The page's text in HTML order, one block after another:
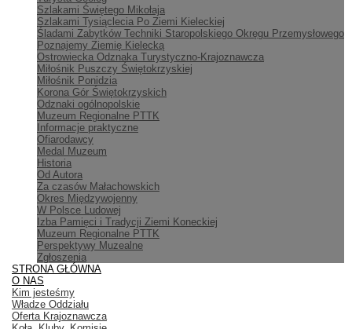
Szlakami Świętego Mikołaja
Szlakami Tysiąclecia Po Ziemi Kieleckiej
Śladami Zabytków Techniki Staropolskiego Okręgu Przemysłowego
Poznajemy Ziemię Kielecką
Ostrowiecka Odznaka Turystyczno-Krajoznawcza
Miłośnik Puszczy Świętokrzyskiej
Miłośnik Ponidzia
Korona Gór Świętokrzyskich
Odznaki ogólnopolskie
Muzeum Regionalne PTTK
Informacje praktyczne
Ofiarodawcy
Medal Muzeum
Historia
Od Autora
Za czasów Małachowskich
Okres Międzywojenny
W Polsce Ludowej
Izba Pamięci i Tradycji Ziemi Koneckiej
Muzeum Regionalne PTTK
Perspektywy Muzealne
Zgłoszenia
STRONA GŁÓWNA
O NAS
Kim jesteśmy
Władze Oddziału
Oferta Krajoznawcza